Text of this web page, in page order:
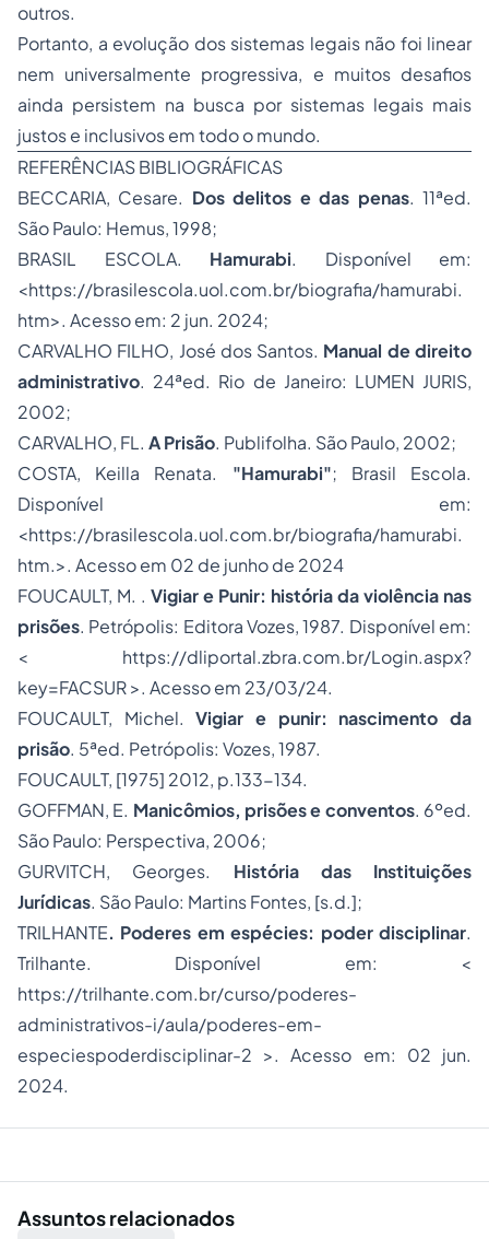
outros.
Portanto, a evolução dos sistemas legais não foi linear
nem universalmente progressiva, e muitos desafios
ainda persistem na busca por sistemas legais mais
justos e inclusivos em todo o mundo.
REFERÊNCIAS BIBLIOGRÁFICAS
BECCARIA, Cesare. Dos delitos e das penas. 11ªed.
São Paulo: Hemus, 1998;
BRASIL ESCOLA. Hamurabi. Disponível em:
<https://brasilescola.uol.com.br/biografia/hamurabi.
htm>. Acesso em: 2 jun. 2024;
CARVALHO FILHO, José dos Santos. Manual de direito
administrativo. 24ªed. Rio de Janeiro: LUMEN JURIS,
2002;
CARVALHO, FL. A Prisão. Publifolha. São Paulo, 2002;
COSTA, Keilla Renata. "Hamurabi"; Brasil Escola.
Disponível em:
<https://brasilescola.uol.com.br/biografia/hamurabi.
htm.>. Acesso em 02 de junho de 2024
FOUCAULT, M. . Vigiar e Punir: história da violência nas
prisões. Petrópolis: Editora Vozes, 1987. Disponível em:
< https://dliportal.zbra.com.br/Login.aspx?
key=FACSUR >. Acesso em 23/03/24.
FOUCAULT, Michel.Vigiar e punir: nascimento da
prisão. 5ªed. Petrópolis: Vozes, 1987.
FOUCAULT, [1975] 2012, p.133-134.
GOFFMAN, E. Manicômios, prisões e conventos. 6ºed.
São Paulo: Perspectiva, 2006;
GURVITCH, Georges. História das Instituições
Jurídicas. São Paulo: Martins Fontes, [s.d.];
TRILHANTE. Poderes em espécies: poder disciplinar.
Trilhante. Disponível em: <
https://trilhante.com.br/curso/poderes-
administrativos-i/aula/poderes-em-
especiespoderdisciplinar-2 >. Acesso em: 02 jun.
2024.
Assuntos relacionados